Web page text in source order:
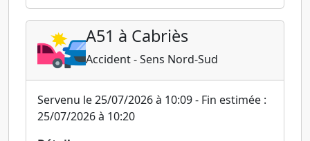
A51 à Cabriès
Accident - Sens Nord-Sud
Servenu le 25/07/2026 à 10:09 - Fin estimée :
25/07/2026 à 10:20